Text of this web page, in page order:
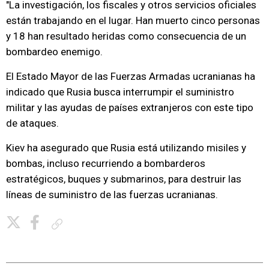
"La investigación, los fiscales y otros servicios oficiales
están trabajando en el lugar. Han muerto cinco personas
y 18 han resultado heridas como consecuencia de un
bombardeo enemigo.
El Estado Mayor de las Fuerzas Armadas ucranianas ha
indicado que Rusia busca interrumpir el suministro
militar y las ayudas de países extranjeros con este tipo
de ataques.
Kiev ha asegurado que Rusia está utilizando misiles y
bombas, incluso recurriendo a bombarderos
estratégicos, buques y submarinos, para destruir las
líneas de suministro de las fuerzas ucranianas.